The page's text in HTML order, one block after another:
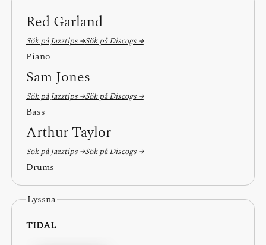
Red Garland
Sök på Jazztips →Sök på Discogs →
Piano
Sam Jones
Sök på Jazztips →Sök på Discogs →
Bass
Arthur Taylor
Sök på Jazztips →Sök på Discogs →
Drums
Lyssna
TIDAL